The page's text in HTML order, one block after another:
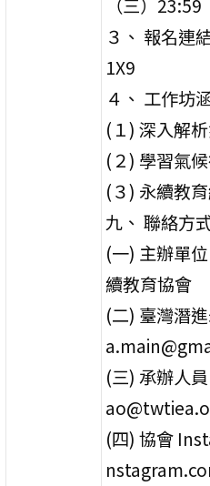
（三）23:59
３、 報名
1X9
４、 工作坊
(１) 深入解
(２) 學習氣
(３) 永續教
九、 聯絡方
(一) 主辦單
續教育協會
(二) 臺灣潛
(三) 承辦人
(四) 協會